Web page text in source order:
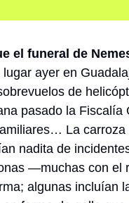
el funeral de
lugar ayer en
de
pasado la Fiscalía
La carroza
nadita de
—muchas con el
algunas incluían